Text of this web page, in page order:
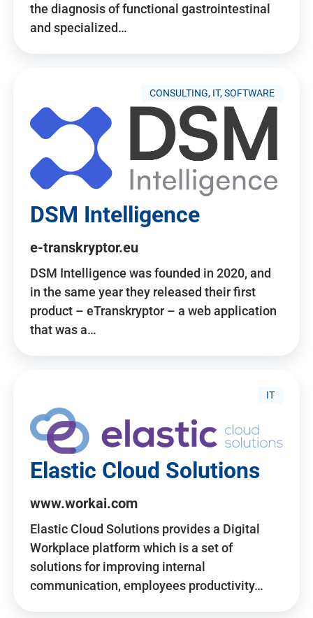
the diagnosis of functional gastrointestinal
and specialized…
CONSULTING, IT, SOFTWARE
DSM Intelligence
e-transkryptor.eu
DSM Intelligence was founded in 2020, and
in the same year they released their first
product – eTranskryptor – a web application
that was a…
IT
Elastic Cloud Solutions
www.workai.com
Elastic Cloud Solutions provides a Digital
Workplace platform which is a set of
solutions for improving internal
communication, employees productivity…